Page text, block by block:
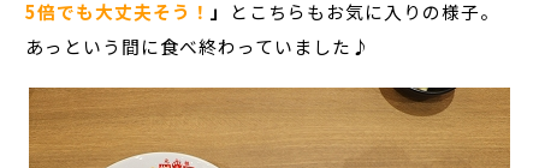
5倍でも大丈夫そう！ 」
とこちらもお気に入りの様子。
あっという間に食べ終わっていました♪